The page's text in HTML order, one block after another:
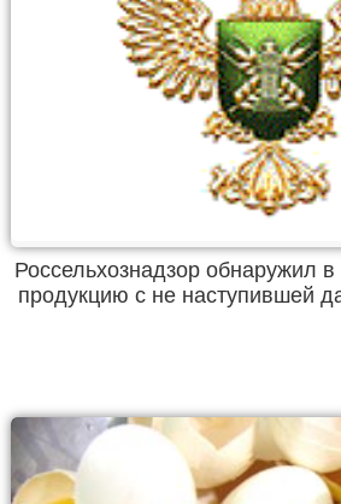
Россельхознадзор обнаружил
продукцию с не наступившей